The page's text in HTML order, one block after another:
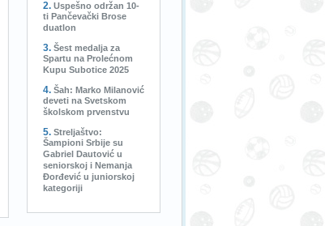
Uspešno održan 10-
ti Pančevački Brose
duatlon
Šest medalja za
Spartu na Prolećnom
Kupu Subotice 2025
Šah: Marko Milanović
deveti na Svetskom
školskom prvenstvu
Streljaštvo:
Šampioni Srbije su
Gabriel Dautović u
seniorskoj i Nemanja
Đorđević u juniorskoj
kategoriji